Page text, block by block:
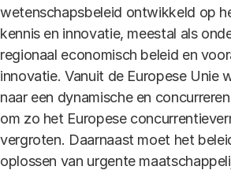
wetenschapsbeleid ontwikkeld op
kennis en innovatie, meestal als
regionaal economisch beleid en
innovatie. Vanuit de Europese Unie
naar een dynamische en
om zo het Europese
vergroten. Daarnaast moet het
oplossen van urgente